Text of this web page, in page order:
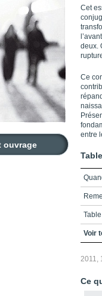
ouvrage
Cet
deux.
Ce
entre
Voir
2011,
Ce